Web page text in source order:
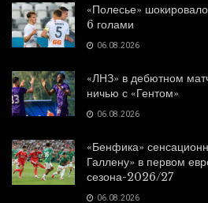
«Полесье»
6 голами
06.08.2026
«ЛНЗ» в дебютном
ничью с «Гентом»
06.08.2026
«Бенфика»
Галлену» в первом
сезона-2026/27
06.08.2026